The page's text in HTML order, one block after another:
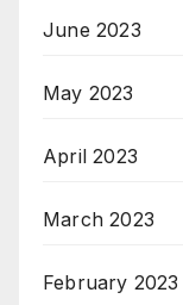
June 2023
May 2023
April 2023
March 2023
February 2023